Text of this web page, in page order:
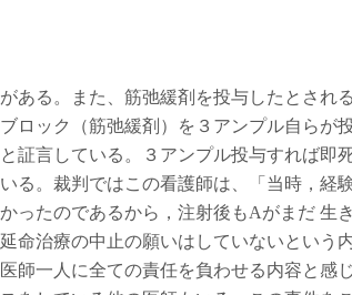
ある。また、筋弛緩剤を投与したとされる
ロック（筋弛緩剤）を３アンプル自らが
証言している。３アンプル投与すれば即
る。裁判ではこの看護師は、「当時，経
ったのであるから，注射後もAがまだ 生き
命治療の中止の願いはしていないという
師一人に全ての責任を負わせる内容と感じ